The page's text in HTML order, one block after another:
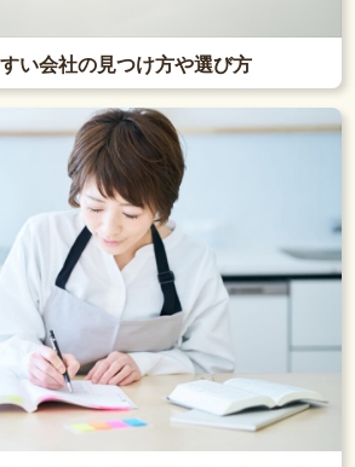
い会社の見つけ方や選び方